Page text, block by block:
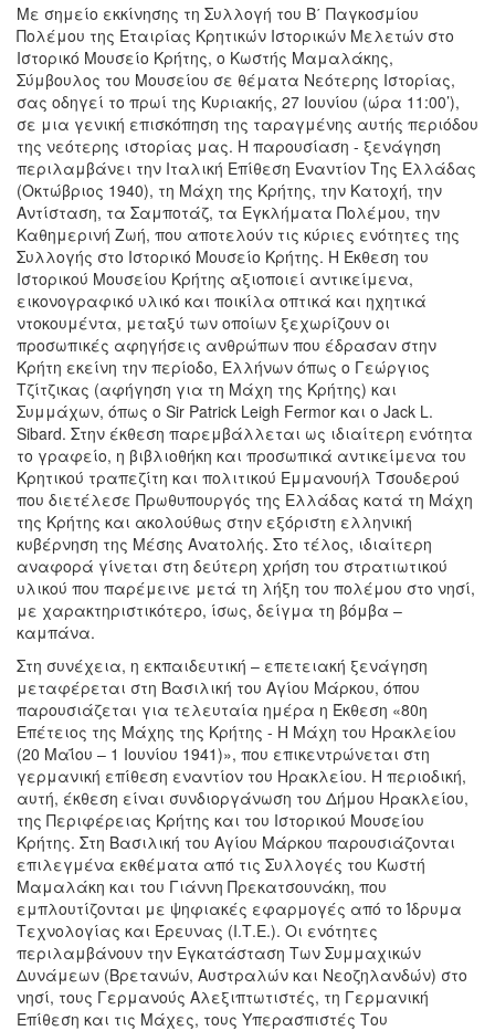
Με σημείο εκκίνησης τη Συλλογή του Β΄ Παγκοσμίου
Πολέμου της Εταιρίας Κρητικών Ιστορικών Μελετών στο
Ιστορικό Μουσείο Κρήτης, ο Κωστής Μαμαλάκης,
Σύμβουλος του Μουσείου σε θέματα Νεότερης Ιστορίας,
σας οδηγεί το πρωί της Κυριακής, 27 Ιουνίου (ώρα 11:00’),
σε μια γενική επισκόπηση της ταραγμένης αυτής περιόδου
της νεότερης ιστορίας μας. Η παρουσίαση - ξενάγηση
περιλαμβάνει την Ιταλική Επίθεση Εναντίον Της Ελλάδας
(Οκτώβριος 1940), τη Μάχη της Κρήτης, την Κατοχή, την
Αντίσταση, τα Σαμποτάζ, τα Εγκλήματα Πολέμου, την
Καθημερινή Ζωή, που αποτελούν τις κύριες ενότητες της
Συλλογής στο Ιστορικό Μουσείο Κρήτης. Η Έκθεση του
Ιστορικού Μουσείου Κρήτης αξιοποιεί αντικείμενα,
εικονογραφικό υλικό και ποικίλα οπτικά και ηχητικά
ντοκουμέντα, μεταξύ των οποίων ξεχωρίζουν οι
προσωπικές αφηγήσεις ανθρώπων που έδρασαν στην
Κρήτη εκείνη την περίοδο, Eλλήνων όπως ο Γεώργιος
Τζίτζικας (αφήγηση για τη Μάχη της Κρήτης) και
Συμμάχων, όπως ο Sir Patrick Leigh Fermor και ο Jack L.
Sibard. Στην έκθεση παρεμβάλλεται ως ιδιαίτερη ενότητα
το γραφείο, η βιβλιοθήκη και προσωπικά αντικείμενα του
Κρητικού τραπεζίτη και πολιτικού Εμμανουήλ Τσουδερού
που διετέλεσε Πρωθυπουργός της Ελλάδας κατά τη Μάχη
της Κρήτης και ακολούθως στην εξόριστη ελληνική
κυβέρνηση της Μέσης Ανατολής. Στο τέλος, ιδιαίτερη
αναφορά γίνεται στη δεύτερη χρήση του στρατιωτικού
υλικού που παρέμεινε μετά τη λήξη του πολέμου στο νησί,
με χαρακτηριστικότερο, ίσως, δείγμα τη βόμβα –
καμπάνα.
Στη συνέχεια, η εκπαιδευτική – επετειακή ξενάγηση
μεταφέρεται στη Βασιλική του Αγίου Μάρκου, όπου
παρουσιάζεται για τελευταία ημέρα η Έκθεση «80η
Επέτειος της Μάχης της Κρήτης - Η Μάχη του Ηρακλείου
(20 Μαΐου – 1 Ιουνίου 1941)», που επικεντρώνεται στη
γερμανική επίθεση εναντίον του Ηρακλείου. Η περιοδική,
αυτή, έκθεση είναι συνδιοργάνωση του Δήμου Ηρακλείου,
της Περιφέρειας Κρήτης και του Ιστορικού Μουσείου
Κρήτης. Στη Βασιλική του Αγίου Μάρκου παρουσιάζονται
επιλεγμένα εκθέματα από τις Συλλογές του Κωστή
Μαμαλάκη και του Γιάννη Πρεκατσουνάκη, που
εμπλουτίζονται με ψηφιακές εφαρμογές από το Ίδρυμα
Τεχνολογίας και Έρευνας (Ι.Τ.Ε.). Οι ενότητες
περιλαμβάνουν την Εγκατάσταση Των Συμμαχικών
Δυνάμεων (Βρετανών, Αυστραλών και Νεοζηλανδών) στο
νησί, τους Γερμανούς Αλεξιπτωτιστές, τη Γερμανική
Επίθεση και τις Μάχες, τους Υπερασπιστές Του